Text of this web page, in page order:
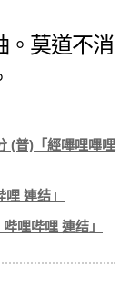
。莫道不消
(普)「經嗶哩嗶哩
連结」
哩哔哩 連结」